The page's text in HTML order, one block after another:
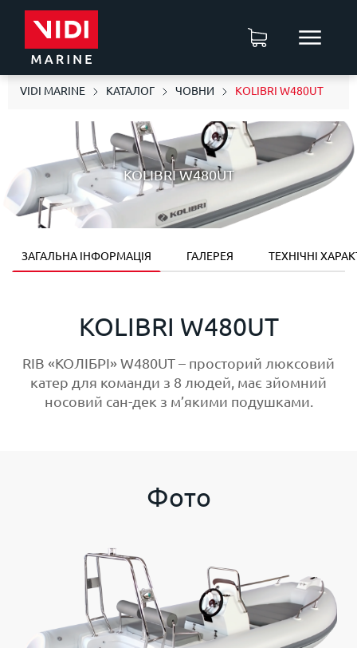
VIDI MARINE КАТАЛОГ ЧОВНИ KOLIBRI W480UT
KOLIBRI W480UT
ЗАГАЛЬНА ІНФОРМАЦІЯ ГАЛЕРЕЯ ТЕХНІЧНІ
KOLIBRI W480UT
RIB «КОЛІБРІ» W480UT – просторий люксовий
катер для команди з 8 людей, має зйомний
носовий сан-дек з м’якими подушками.
Фото